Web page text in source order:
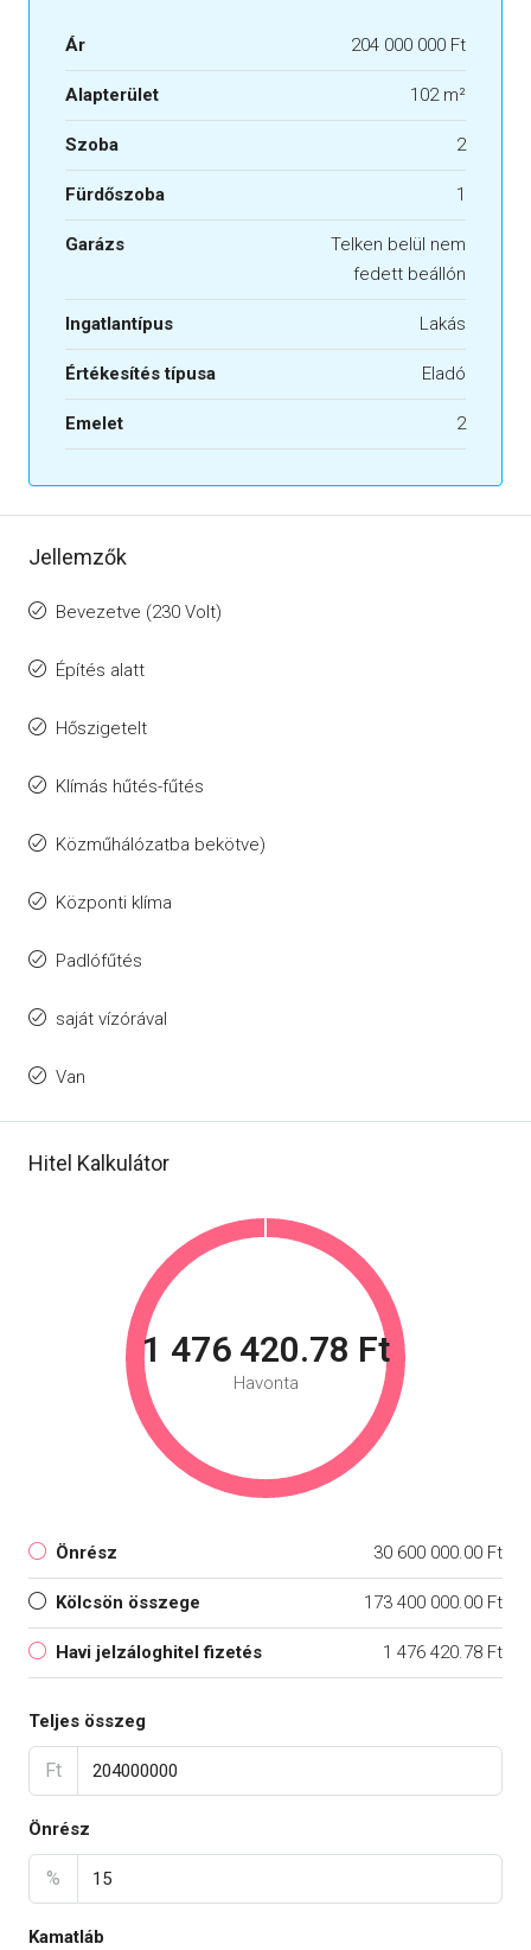
Ár 204 000 000 Ft
Alapterület 102 m²
Szoba 2
Fürdőszoba 1
Garázs
Telken belül nem
fedett beállón
Ingatlantípus Lakás
Értékesítés típusa Eladó
Emelet 2
Jellemzők
Bevezetve (230 Volt)
Építés alatt
Hőszigetelt
Klímás hűtés-fűtés
Közműhálózatba bekötve)
Központi klíma
Padlófűtés
saját vízórával
Van
Hitel Kalkulátor
1 476 420.78 Ft
Havonta
Önrész 30 600 000.00 Ft
Kölcsön összege 173 400 000.00 Ft
Havi jelzáloghitel fizetés 1 476 420.78 Ft
Teljes összeg
Ft
Önrész
%
Kamatláb